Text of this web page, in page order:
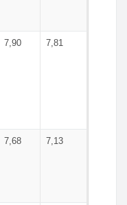
7,90 7,81
7,68 7,13